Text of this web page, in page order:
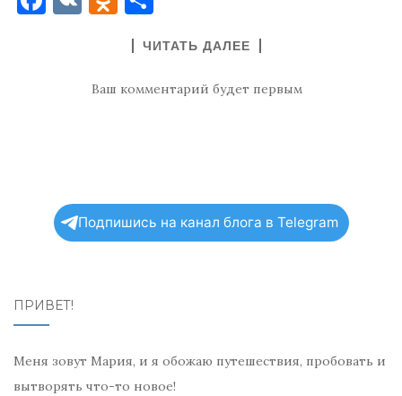
k
d
n
o
ni
ki
п
р
ь
ЧИТАТЬ ДАЛЕЕ
Ваш комментарий будет первым
Подпишись на канал блога в Telegram
ПРИВЕТ!
Меня зовут Мария, и я обожаю путешествия, пробовать и
вытворять что-то новое!